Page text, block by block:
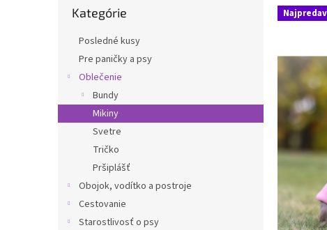
kategórie
Kategórie
Posledné kusy
Pre paničky a psy
Oblečenie
Bundy
Mikiny
Svetre
Tričko
Pršiplášť
Obojok, vodítko a postroje
Cestovanie
Starostlivosť o psy